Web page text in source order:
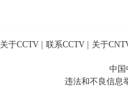
关于CCTV | 联系CCTV | 关于
中国
违法和不良信息